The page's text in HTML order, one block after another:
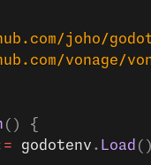
joho/
vonage/
() {
godotenv . Load ()